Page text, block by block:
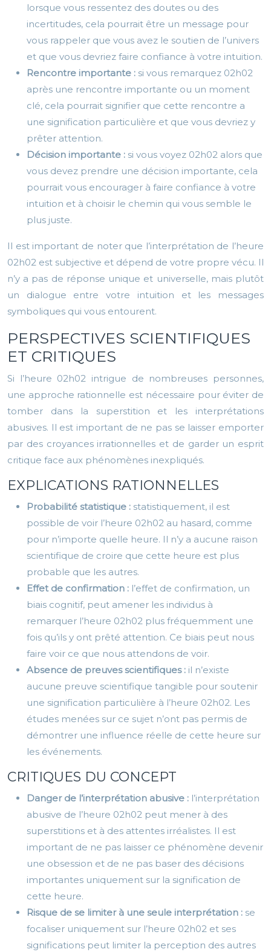
lorsque vous ressentez des doutes ou des
incertitudes, cela pourrait être un message pour
vous rappeler que vous avez le soutien de l’univers
et que vous devriez faire confiance à votre intuition.
Rencontre importante : si vous remarquez 02h02
après une rencontre importante ou un moment
clé, cela pourrait signifier que cette rencontre a
une signification particulière et que vous devriez y
prêter attention.
Décision importante : si vous voyez 02h02 alors que
vous devez prendre une décision importante, cela
pourrait vous encourager à faire confiance à votre
intuition et à choisir le chemin qui vous semble le
plus juste.
Il est important de noter que l’interprétation de l’heure
02h02 est subjective et dépend de votre propre vécu. Il
n’y a pas de réponse unique et universelle, mais plutôt
un dialogue entre votre intuition et les messages
symboliques qui vous entourent.
PERSPECTIVES SCIENTIFIQUES
ET CRITIQUES
Si l’heure 02h02 intrigue de nombreuses personnes,
une approche rationnelle est nécessaire pour éviter de
tomber dans la superstition et les interprétations
abusives. Il est important de ne pas se laisser emporter
par des croyances irrationnelles et de garder un esprit
critique face aux phénomènes inexpliqués.
EXPLICATIONS RATIONNELLES
Probabilité statistique : statistiquement, il est
possible de voir l’heure 02h02 au hasard, comme
pour n’importe quelle heure. Il n’y a aucune raison
scientifique de croire que cette heure est plus
probable que les autres.
Effet de confirmation : l’effet de confirmation, un
biais cognitif, peut amener les individus à
remarquer l’heure 02h02 plus fréquemment une
fois qu’ils y ont prêté attention. Ce biais peut nous
faire voir ce que nous attendons de voir.
Absence de preuves scientifiques : il n’existe
aucune preuve scientifique tangible pour soutenir
une signification particulière à l’heure 02h02. Les
études menées sur ce sujet n’ont pas permis de
démontrer une influence réelle de cette heure sur
les événements.
CRITIQUES DU CONCEPT
Danger de l’interprétation abusive : l’interprétation
abusive de l’heure 02h02 peut mener à des
superstitions et à des attentes irréalistes. Il est
important de ne pas laisser ce phénomène devenir
une obsession et de ne pas baser des décisions
importantes uniquement sur la signification de
cette heure.
Risque de se limiter à une seule interprétation : se
focaliser uniquement sur l’heure 02h02 et ses
significations peut limiter la perception des autres